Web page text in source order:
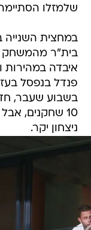
שלמזלו
במחצית השנייה
בית"ר מהמשחק
איבדה
בשבוע שעבר,
10 שחקנים,
ניצחון יקר.